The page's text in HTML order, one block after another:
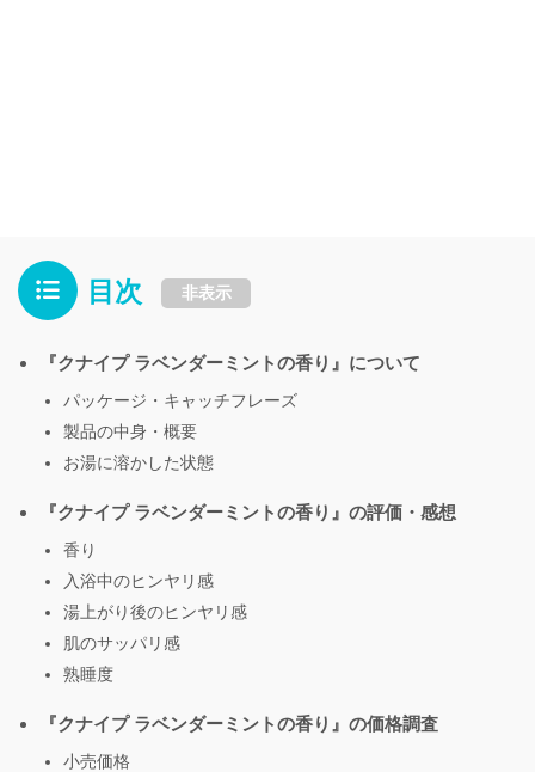
目次 非表示
『クナイプ ラベンダーミントの香り』について
パッケージ・キャッチフレーズ
製品の中身・概要
お湯に溶かした状態
『クナイプ ラベンダーミントの香り』の評価・感想
香り
入浴中のヒンヤリ感
湯上がり後のヒンヤリ感
肌のサッパリ感
熟睡度
『クナイプ ラベンダーミントの香り』の価格調査
小売価格